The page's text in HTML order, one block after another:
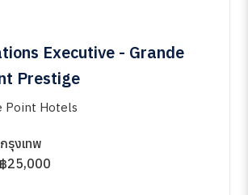
Executive - Grande
Prestige
Point Hotels
รุงเทพ
25,000